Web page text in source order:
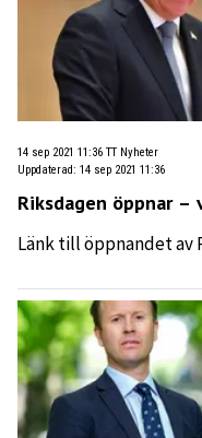
14 sep 2021 11:36 TT Nyheter
Uppdaterad: 14 sep 2021 11:36
Riksdagen öppnar
Länk till öppnandet av